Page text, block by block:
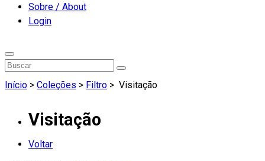
Sobre / About
Login
Início > Coleções > Filtro > Visitação
Visitação
Voltar